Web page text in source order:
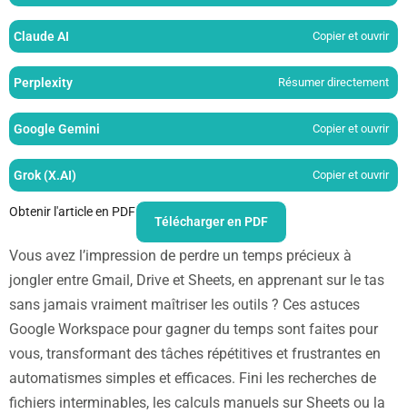
Claude AI Copier et ouvrir
Perplexity Résumer directement
Google Gemini Copier et ouvrir
Grok (X.AI) Copier et ouvrir
Obtenir l'article en PDF
Télécharger en PDF
Vous avez l’impression de perdre un temps précieux à
jongler entre Gmail, Drive et Sheets, en apprenant sur le tas
sans jamais vraiment maîtriser les outils ? Ces astuces
Google Workspace pour gagner du temps sont faites pour
vous, transformant des tâches répétitives et frustrantes en
automatismes simples et efficaces. Fini les recherches de
fichiers interminables, les calculs manuels sur Sheets ou la